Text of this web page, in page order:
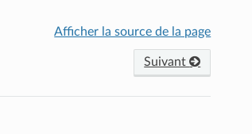
Afficher la source de la page
Suivant